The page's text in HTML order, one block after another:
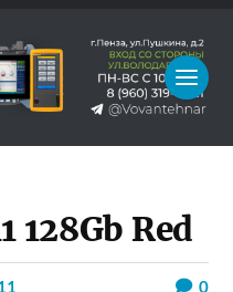
128Gb Red
0